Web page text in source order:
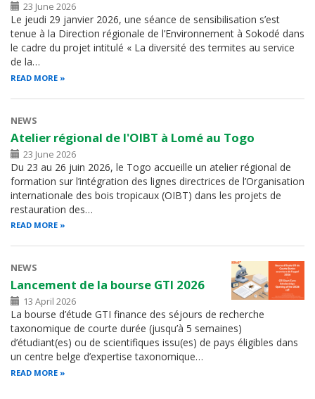
23 June 2026
Le jeudi 29 janvier 2026, une séance de sensibilisation s’est
tenue à la Direction régionale de l’Environnement à Sokodé dans
le cadre du projet intitulé « La diversité des termites au service
de la…
READ MORE
NEWS
Atelier régional de l'OIBT à Lomé au Togo
23 June 2026
Du 23 au 26 juin 2026, le Togo accueille un atelier régional de
formation sur l’intégration des lignes directrices de l’Organisation
internationale des bois tropicaux (OIBT) dans les projets de
restauration des…
READ MORE
NEWS
Lancement de la bourse GTI 2026
13 April 2026
La bourse d’étude GTI finance des séjours de recherche
taxonomique de courte durée (jusqu’à 5 semaines)
d’étudiant(es) ou de scientifiques issu(es) de pays éligibles dans
un centre belge d’expertise taxonomique…
READ MORE